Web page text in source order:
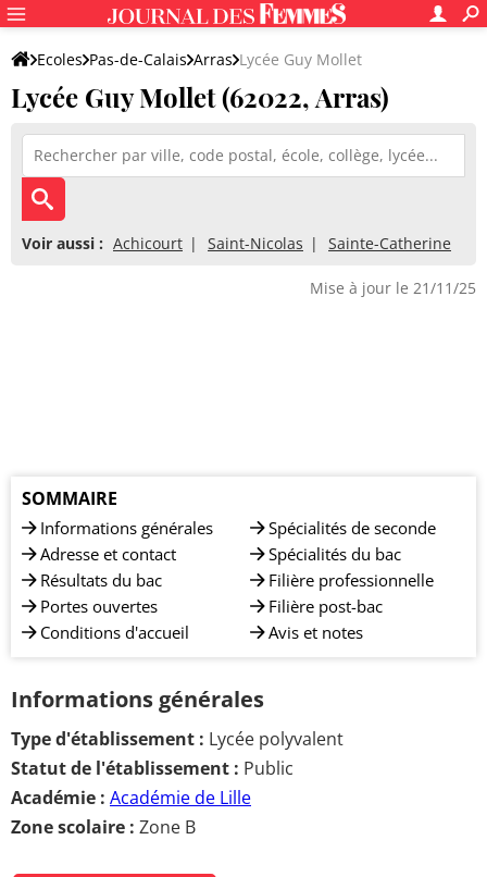
Ecoles Pas-de-Calais Arras Lycée Guy Mollet
Lycée Guy Mollet (62022, Arras)
Voir aussi : Achicourt Saint-Nicolas Sainte-Catherine
Mise à jour le 21/11/25
SOMMAIRE
Informations générales
Adresse et contact
Résultats du bac
Portes ouvertes
Conditions d'accueil
Spécialités de seconde
Spécialités du bac
Filière professionnelle
Filière post-bac
Avis et notes
Informations générales
Type d'établissement : Lycée polyvalent
Statut de l'établissement : Public
Académie : Académie de Lille
Zone scolaire : Zone B